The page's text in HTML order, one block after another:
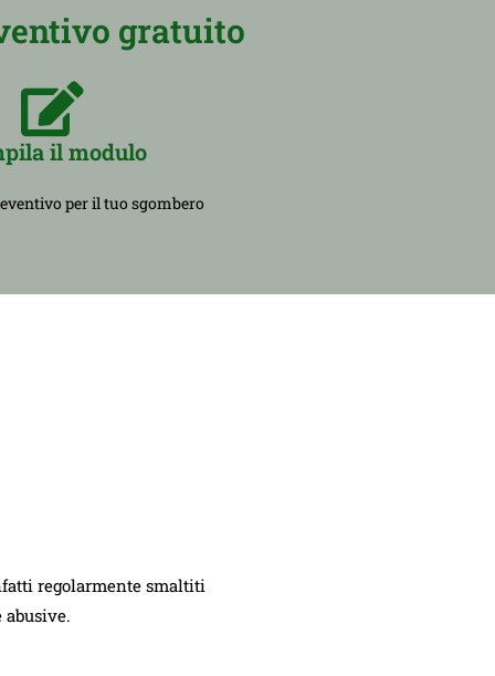
gratuito
il modulo
per il tuo sgombero
regolarmente smaltiti